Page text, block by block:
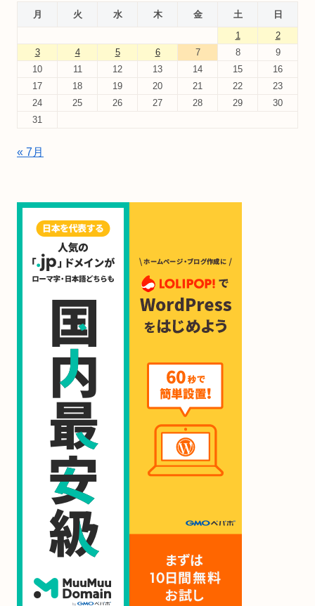
月 火 水 木 金 土
日
1
2
3
4 5 6 7 8
9
10
11 12 13 14 15
16
17
18 19 20 21 22
23
24
25 26 27 28 29
30
31
« 7月